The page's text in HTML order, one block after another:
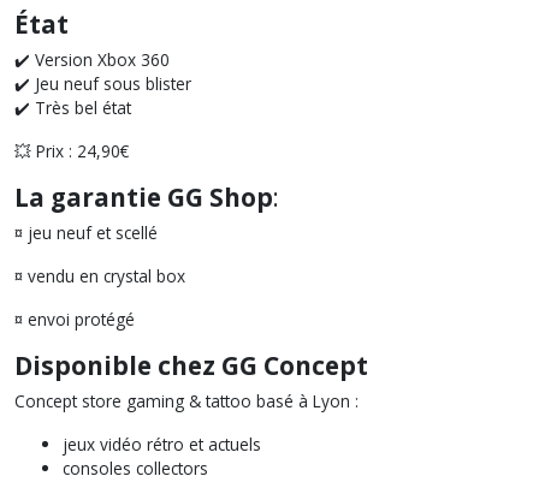
État
✔️ Version Xbox 360
✔️ Jeu neuf sous blister
✔️ Très bel état
💥 Prix : 24,90€
La garantie GG Shop:
¤ jeu neuf et scellé
¤ vendu en crystal box
¤ envoi protégé
Disponible chez GG Concept
Concept store gaming & tattoo basé à Lyon :
jeux vidéo rétro et actuels
consoles collectors